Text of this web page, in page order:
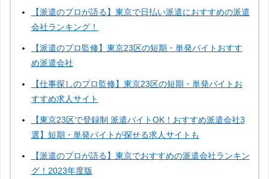
【派遣のプロが語る】東京で日払い派遣におすすめの派遣
会社ランキング！
【派遣のプロ監修】東京23区の短期・単発バイトおすす
め派遣会社
【仕事探しのプロ監修】東京23区の短期・単発バイトお
すすめ求人サイト
【東京23区で登録制 派遣バイトOK！おすすめ派遣会社3
選】短期・単発バイトが探せる求人サイトも
【派遣のプロが語る】東京でおすすめの派遣会社ランキン
グ！2023年度版